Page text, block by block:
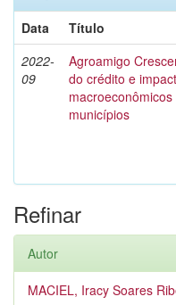
Data
Título
2022-
09
Agroamigo
do crédito e
macroeconômicos
municípios
Refinar
Autor
MACIEL, Iracy Soares